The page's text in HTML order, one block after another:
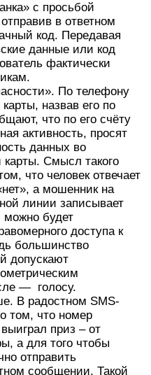
с просьбой
в ответном
код. Передавая
данные или код
фактически
По телефону
назвав его по
что по его счёту
активность, просят
данных во
карты. Смысл такого
что человек отвечает
а мошенник на
линии записывает
можно будет
доступа к
большинство
допускают
— голосу.
В радостном SMS-
том, что номер
приз – от
а для того чтобы
отправить
сообщении. Такой